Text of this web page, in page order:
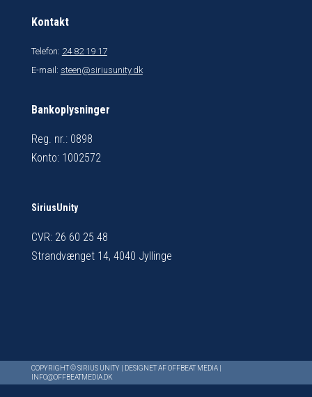
Kontakt
Telefon: 24 82 19 17
E-mail: steen@siriusunity.dk
Bankoplysninger
Reg. nr.: 0898
Konto: 1002572
SiriusUnity
CVR: 26 60 25 48
Strandvænget 14, 4040 Jyllinge
COPYRIGHT © SIRIUS UNITY | DESIGNET AFOFFBEAT MEDIA
INFO@OFFBEATMEDIA.DK